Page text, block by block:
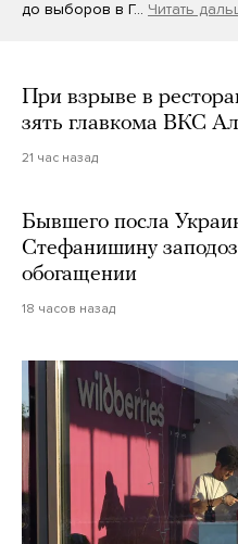
до выборов в Г… Читать
При взрыве в
зять главкома ВКС
21 час назад
Бывшего посла
Стефанишину
обогащении
18 часов назад